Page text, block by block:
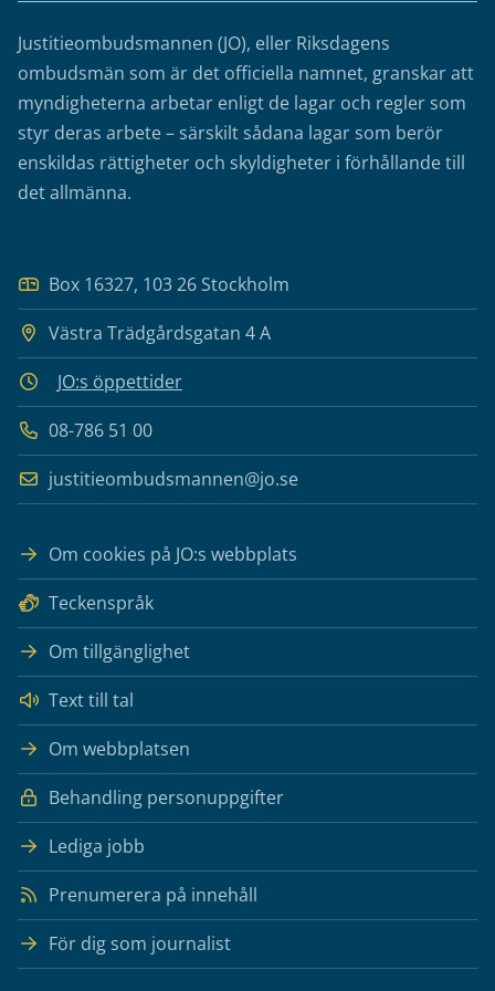
Justitieombudsmannen (JO), eller Riksdagens
ombudsmän som är det officiella namnet, granskar att
myndigheterna arbetar enligt de lagar och regler som
styr deras arbete – särskilt sådana lagar som berör
enskildas rättigheter och skyldigheter i förhållande till
det allmänna.
Box 16327, 103 26 Stockholm
Västra Trädgårdsgatan 4 A
JO:s öppettider
08-786 51 00
justitieombudsmannen@jo.se
Om cookies på JO:s webbplats
Teckenspråk
Om tillgänglighet
Text till tal
Om webbplatsen
Behandling personuppgifter
Lediga jobb
Prenumerera på innehåll
För dig som journalist